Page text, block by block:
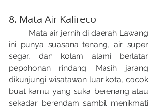
8. Mata Air Kalireco
ini punya suasana tenang, air super
segar, dan kolam alami berlatar
pepohonan rindang. Masih jarang
dikunjungi wisatawan luar kota, cocok
buat kamu yang suka berenang atau
sekadar berendam sambil menikmati